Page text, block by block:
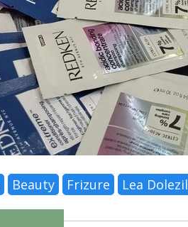
Beauty Frizure Lea Dolezil